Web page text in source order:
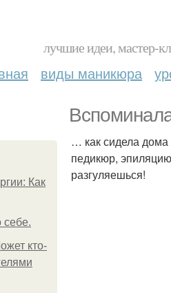
лучшие идеи, мастер-
виды маникюра
Как
себе.
кто-
… как сидела дома
педикюр,
разгуляешься!